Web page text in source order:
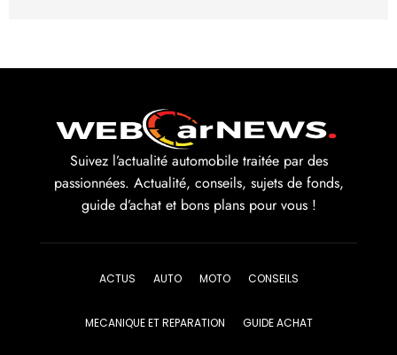
Suivez l’actualité automobile traitée par des
passionnées. Actualité, conseils, sujets de fonds,
guide d’achat et bons plans pour vous !
ACTUS AUTO MOTO CONSEILS
MECANIQUE ET REPARATION GUIDE ACHAT